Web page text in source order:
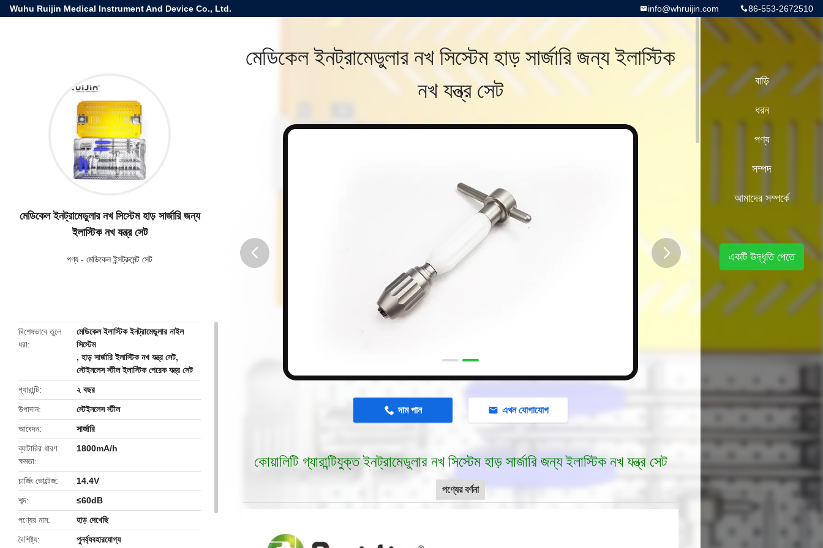
Wuhu Ruijin Medical Instrument And Device Co., Ltd. 86-553-2672510
info@whruijin.com
মেডিকেল ইনট্রামেডুলার নখ সিস্টেম হাড় সার্জারি জন্য
ইলাস্টিক নখ যন্ত্র সেট
পণ্য - মেডিকেল ইন্সট্রুমেন্ট সেট
বিশেষভাবে তুলে
ধরা
মেডিকেল ইলাস্টিক ইনট্রামেডুলার নাইল
সিস্টেম
,হাড় সার্জারি ইলাস্টিক নখ যন্ত্র সেট,
স্টেইনলেস স্টীল ইলাস্টিক পেরেক যন্ত্র সেট
গ্যারান্টি
২ বছর
উপাদান
স্টেইনলেস স্টীল
আবেদন
সার্জারি
ব্যাটারির ধারণ
ক্ষমতা
1800mA/h
চার্জিং ভোল্টেজ
14.4V
শব্দ
≤60dB
পণ্যের নাম
হাড় দেখেছি
বৈশিষ্ট্য
পুনর্ব্যবহারযোগ্য
মেডিকেল ইনট্রামেডুলার নখ সিস্টেম হাড় সার্জারি জন্য ইলাস্টিক
নখ যন্ত্র সেট
button
দাম পান এখন যোগাযোগ
কোয়ালিটি গ্যারান্টিযুক্ত ইনট্রামেডুলার নখ সিস্টেম হাড় সার্জারি জন্য ইলাস্টিক নখ যন্ত্র সেট
পণ্যের বর্ণনা
বাড়ি
ধরন
পণ্য
সম্পদ
আমাদের সম্পর্কে
একটি উদ্ধৃতি পেতে